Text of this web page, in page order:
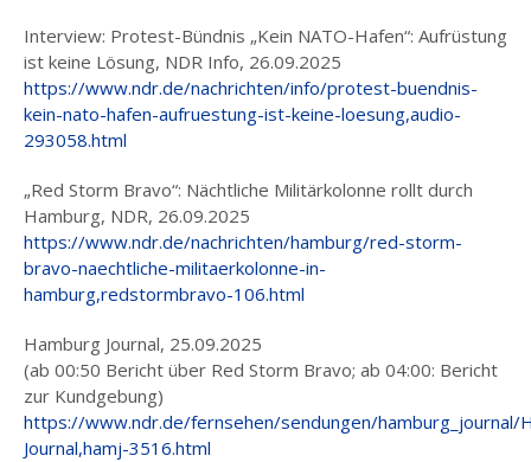
Interview: Protest-Bündnis „Kein NATO-Hafen“: Aufrüstung
ist keine Lösung, NDR Info, 26.09.2025
https://www.ndr.de/nachrichten/info/protest-buendnis-
kein-nato-hafen-aufruestung-ist-keine-loesung,audio-
293058.html
„Red Storm Bravo“: Nächtliche Militärkolonne rollt durch
Hamburg, NDR, 26.09.2025
https://www.ndr.de/nachrichten/hamburg/red-storm-
bravo-naechtliche-militaerkolonne-in-
hamburg,redstormbravo-106.html
Hamburg Journal, 25.09.2025
(ab 00:50 Bericht über Red Storm Bravo; ab 04:00: Bericht
zur Kundgebung)
https://www.ndr.de/fernsehen/sendungen/hamburg_journal/
Journal,hamj-3516.html